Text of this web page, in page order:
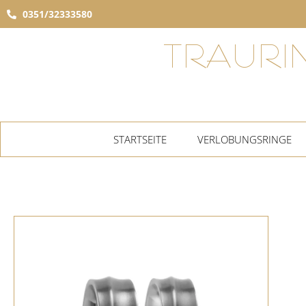
0351/32333580
STARTSEITE VERLOBUNGSRINGE